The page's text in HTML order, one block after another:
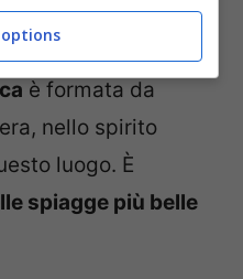
simbolo del borgo
il porticciolo. La
è formata da
nello spirito
luogo. È
spiagge più belle